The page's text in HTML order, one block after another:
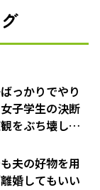
っかりでやり
子学生の決断
をぶち壊した
夫の好物を用
婚してもいい